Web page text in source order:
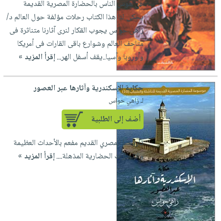
العناية
بالأسنان
الحمية
والتغذية
أدوات
المائدة
الأوعية
والتخزين
أدوات
المطبخ
الأكثر
مبيعاً
العودة
للمدارس
اكسسوارات
كتب
اكسسوارات
منزلية
اكسسوارات
ملابس
مطرزات
حقائب
حلي
عناية
بالذات
شحن
مجاني
بنود
مختارة
اشتراكات
كل
الاشتراكات
صندوق
القراءة
iKitab
بلا
حدود
بحث
متقدم
نيل
وفرات
عن
الشركة
سياسة
الشركة
حسابك
لائحة
الأمنيات
عن هوس الناس بالحضارة المصرية القديمة
يحكى لنا هذا الكتاب رحلات مؤلفة حول العالم د/
زاهى حواس يجوب القكار لنرى آثارنا متناثرة فى
متاحف العالم وشوارع باقى القارات فى أمريكا
وأوروبا وآسيا..يقف أسفل الهر...إقرأ المزيد »
حكاية الإسكندرية وآثارها عبر العصور
لـ زاهي حواس
أضف إلى الطلبية
تاريخنا المصري القديم مفعم بالأحداث العظيمة
والإنجازات الحضارية المذهلة....إقرأ المزيد »